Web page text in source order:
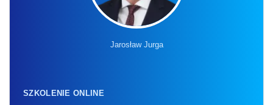
Jarosław Jurga
SZKOLENIE ONLINE